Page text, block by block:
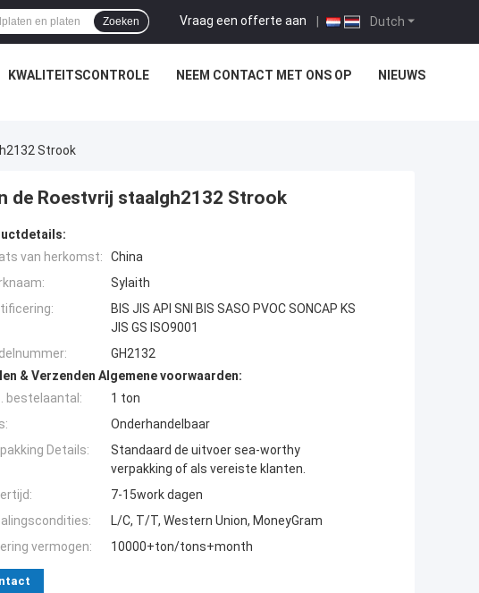
Dutch
Vraag een offerte aan |
Zoeken
KWALITEITSCONTROLE NEEM CONTACT MET ONS OP NIEUWS
Strook
de Roestvrij staalgh2132 Strook
van herkomst:
China
Sylaith
BIS JIS API SNI BIS SASO PVOC SONCAP KS
JIS GS ISO9001
GH2132
& Verzenden Algemene voorwaarden:
bestelaantal:
1 ton
Onderhandelbaar
Details:
Standaard de uitvoer sea-worthy
verpakking of als vereiste klanten.
7-15work dagen
L/C, T/T, Western Union, MoneyGram
vermogen:
10000+ton/tons+month